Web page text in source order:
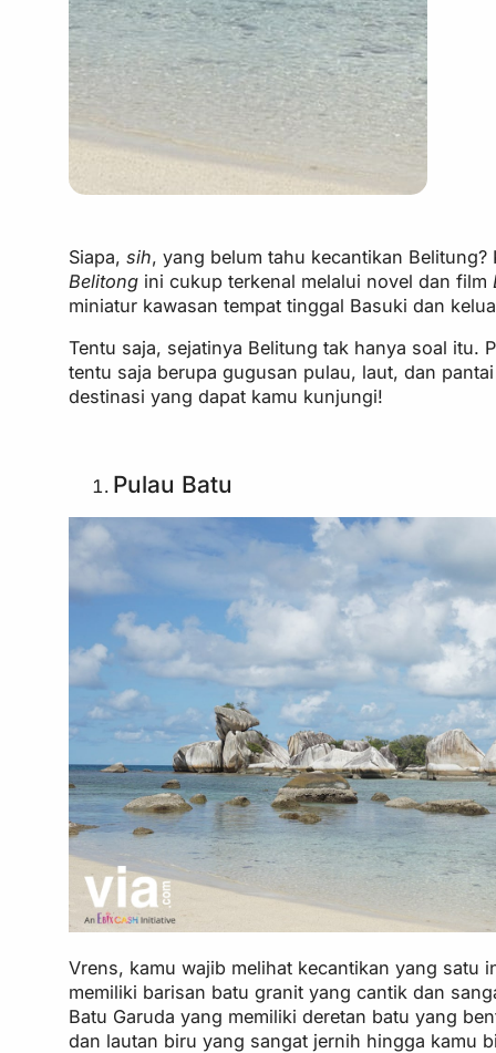
Siapa,sih, yang belum tahu kecantikan
Belitong ini cukup terkenal melalui novel dan film
miniatur kawasan tempat tinggal Basuki dan
Tentu saja, sejatinya Belitung tak hanya soal itu.
tentu saja berupa gugusan pulau, laut, dan
destinasi yang dapat kamu kunjungi!
Pulau Batu
Vrens, kamu wajib melihat kecantikan yang satu
memiliki barisan batu granit yang cantik dan
Batu Garuda yang memiliki deretan batu yang
dan lautan biru yang sangat jernih hingga kamu